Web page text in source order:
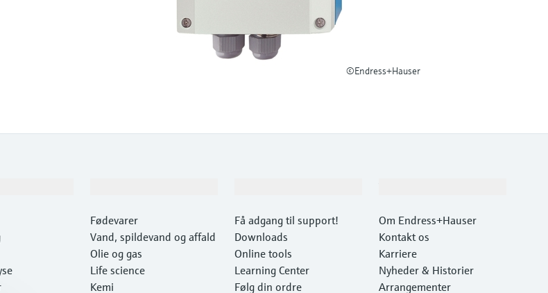
©Endress+Hauser
Fødevarer
Vand, spildevand og affald
Olie og gas
Life science
Kemi
Få adgang til support!
Downloads
Online tools
Learning Center
Følg din ordre
Om Endress+Hauser
Kontakt os
Karriere
Nyheder & Historier
Arrangementer